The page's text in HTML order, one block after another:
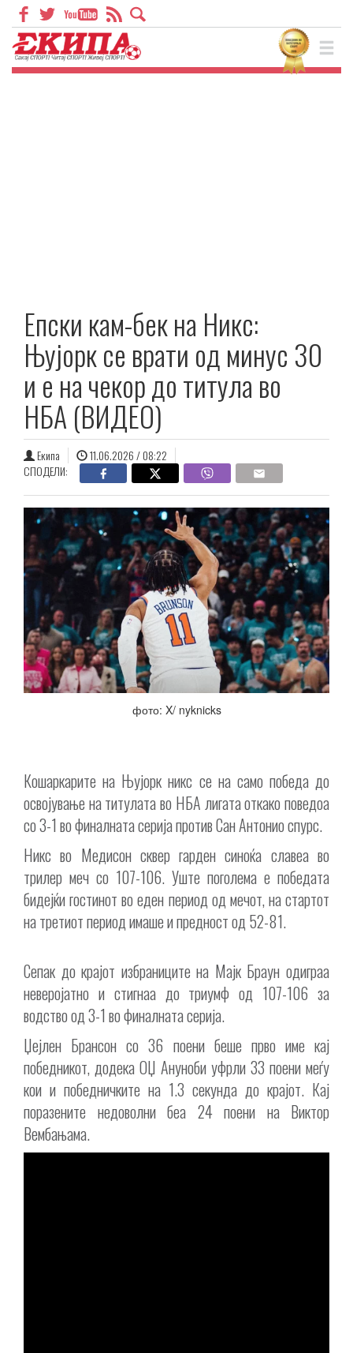
Епски кам-бек на Никс:
Њујорк се врати од минус 30
и е на чекор до титула во
НБА (ВИДЕО)
Екипа
11.06.2026 / 08:22
СПОДЕЛИ:
фото: X/ nyknicks
Кошаркарите на Њујорк никс се на само победа до
освојување на титулата во НБА лигата откако поведоа
со 3-1 во финалната серија против Сан Антонио спурс.
Никс во Медисон сквер гарден синоќа славеа во
трилер меч со 107-106. Уште поголема е победата
бидејќи гостинот во еден период од мечот, на стартот
на третиот период имаше и предност од 52-81.
Сепак до крајот избраниците на Мајк Браун одиграа
неверојатно и стигнаа до триумф од 107-106 за
водство од 3-1 во финалната серија.
Џејлен Брансон со 36 поени беше прво име кај
победникот, додека ОЏ Ануноби уфрли 33 поени меѓу
кои и победничките на 1.3 секунда до крајот. Кај
поразените недоволни беа 24 поени на Виктор
Вембањама.